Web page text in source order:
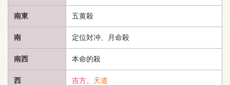
南東 五黄殺
南 定位対冲、月命殺
南西 本命的殺
西 吉方、 天道